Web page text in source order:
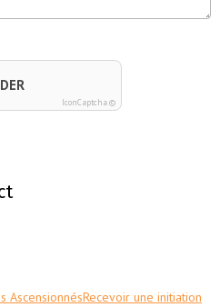
IconCaptcha ©
AscensionnésRecevoir une initiation